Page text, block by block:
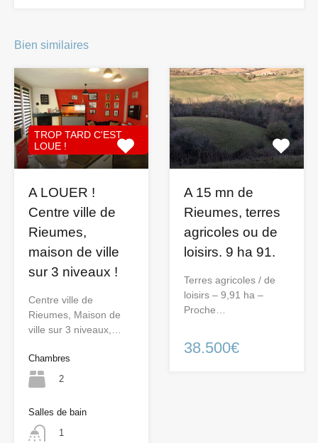
Bien similaires
TROP TARD C'EST
LOUE !
A LOUER !
Centre ville de
Rieumes,
maison de ville
sur 3 niveaux !
Centre ville de
Rieumes, Maison de
ville sur 3 niveaux,…
Chambres
2
Salles de bain
1
A 15 mn de
Rieumes, terres
agricoles ou de
loisirs. 9 ha 91.
Terres agricoles / de
loisirs – 9,91 ha –
Proche…
38.500€